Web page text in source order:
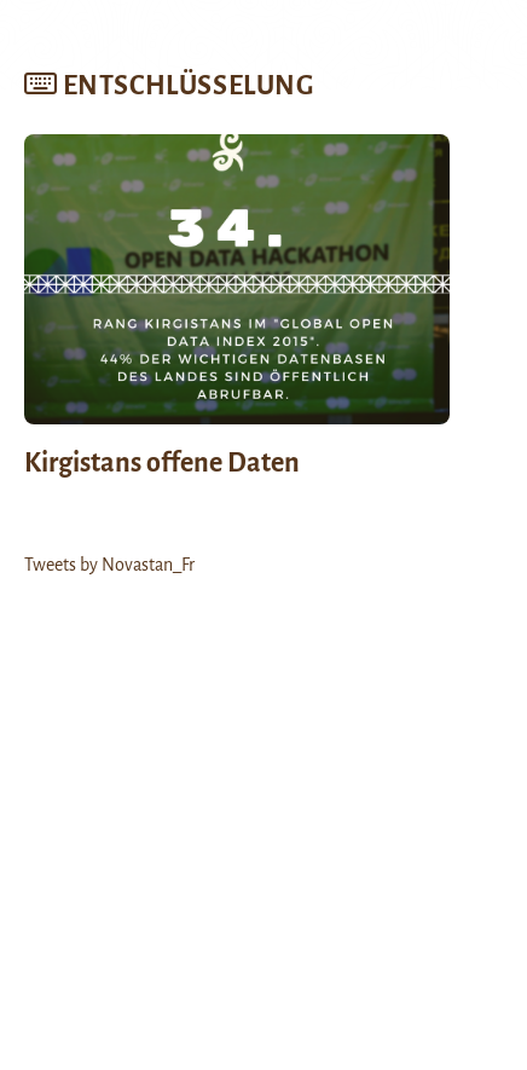
ENTSCHLÜSSELUNG
Kirgistans offene Daten
Tweets by Novastan_Fr